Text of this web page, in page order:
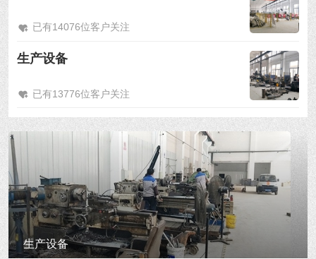
已有14076位客户关注
生产设备
已有13776位客户关注
生产设备